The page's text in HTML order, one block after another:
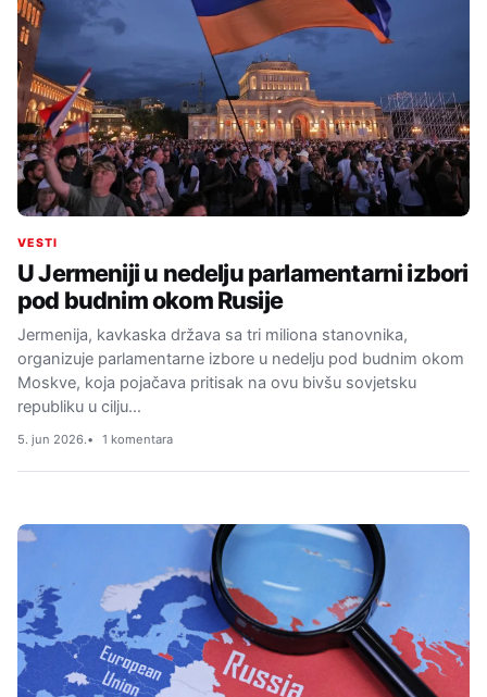
VESTI
U Jermeniji u nedelju parlamentarni izbori
pod budnim okom Rusije
Jermenija, kavkaska država sa tri miliona stanovnika,
organizuje parlamentarne izbore u nedelju pod budnim okom
Moskve, koja pojačava pritisak na ovu bivšu sovjetsku
republiku u cilju…
5. jun 2026. 1 komentara